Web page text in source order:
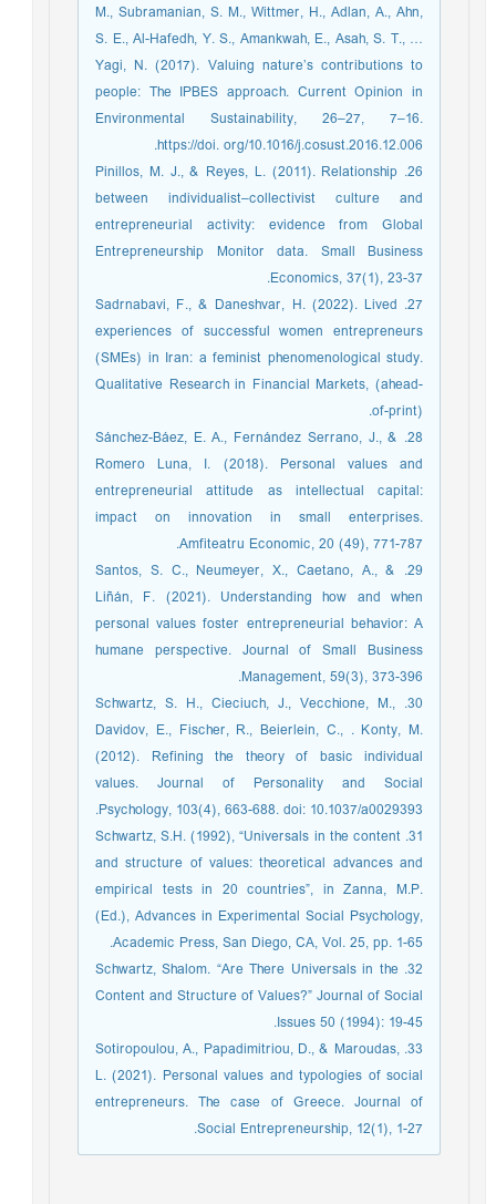
M., Subramanian, S. M., Wittmer, H., Adlan, A., Ahn,
S. E., Al-Hafedh, Y. S., Amankwah, E., Asah, S. T., …
Yagi, N. (2017). Valuing nature’s contributions to
people: The IPBES approach. Current Opinion in
Environmental Sustainability, 26–27, 7–16.
https://doi. org/10.1016/j.cosust.2016.12.006.
26. Pinillos, M. J., & Reyes, L. (2011). Relationship
between individualist–collectivist culture and
entrepreneurial activity: evidence from Global
Entrepreneurship Monitor data. Small Business
Economics, 37(1), 23-37.
27. Sadrnabavi, F., & Daneshvar, H. (2022). Lived
experiences of successful women entrepreneurs
(SMEs) in Iran: a feminist phenomenological study.
Qualitative Research in Financial Markets, (ahead-
of-print).
28. Sánchez-Báez, E. A., Fernández Serrano, J., &
Romero Luna, I. (2018). Personal values and
entrepreneurial attitude as intellectual capital:
impact on innovation in small enterprises.
Amfiteatru Economic, 20 (49), 771-787.
29. Santos, S. C., Neumeyer, X., Caetano, A., &
Liñán, F. (2021). Understanding how and when
personal values foster entrepreneurial behavior: A
humane perspective. Journal of Small Business
Management, 59(3), 373-396.
30. Schwartz, S. H., Cieciuch, J., Vecchione, M.,
Davidov, E., Fischer, R., Beierlein, C., . Konty, M.
(2012). Refining the theory of basic individual
values. Journal of Personality and Social
Psychology, 103(4), 663-688. doi: 10.1037/a0029393.
31. Schwartz, S.H. (1992), “Universals in the content
and structure of values: theoretical advances and
empirical tests in 20 countries”, in Zanna, M.P.
(Ed.), Advances in Experimental Social Psychology,
Academic Press, San Diego, CA, Vol. 25, pp. 1-65.
32. Schwartz, Shalom. “Are There Universals in the
Content and Structure of Values?” Journal of Social
Issues 50 (1994): 19-45.
33. Sotiropoulou, A., Papadimitriou, D., & Maroudas,
L. (2021). Personal values and typologies of social
entrepreneurs. The case of Greece. Journal of
Social Entrepreneurship, 12(1), 1-27.